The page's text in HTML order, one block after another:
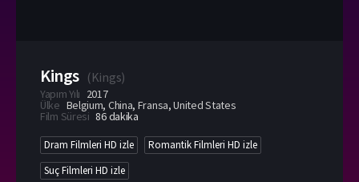
Kings (Kings)
Yapım Yılı 2017
Ülke Belgium, China, Fransa,United States
Film Süresi 86 dakika
Dram Filmleri HD izle
Romantik Filmleri HD izle
Suç Filmleri HD izle